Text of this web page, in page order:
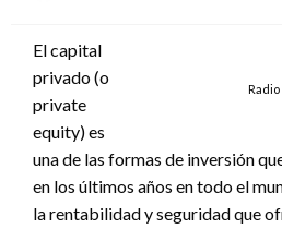
Radio
El capital
privado (o
private
equity) es
una de las formas de inversión
en los últimos años en todo el
la rentabilidad y seguridad que